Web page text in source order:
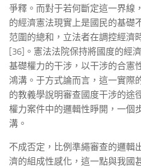
爭釋。而對于若何斷定這一界線
的經濟憲法現實上是國民的基礎
范圍的總和，立法者在調控經濟
[36]。憲法法院保持將國度的經
基礎權力的干涉，以干涉的合憲
鴻溝。于方式論而言，這一實際
的教義學說明審查國度干涉的途
權力案件中的邏輯性睜開，一個
溝。
不成否定，比例準繩審查的邏輯
濟的組成性感化，這一點與我國